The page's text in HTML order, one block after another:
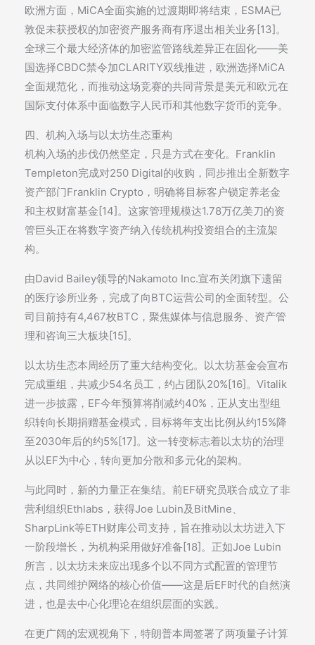
欧洲方面，MiCA全面实施的过渡期即将结束，ESMA已
敦促未获授权的加密资产服务商有序退出相关业务[13]。
全球三个最大经济体的加密监管路线差异正在固化——美
国选择CBDC禁令加CLARITY双线推进，欧洲选择MiCA
全面规范化，而推动这场竞赛的共同背景是美元和欧元在
国际支付体系中面临数字人民币和其他数字货币的竞争。
四、机构入场与以太坊生态重构
机构入场的步伐仍然坚定，只是方式在变化。Franklin
Templeton完成对250 Digital的收购，同步推出全新数字
资产部门Franklin Crypto，明确将目标客户锁定养老金
和主权财富基金[14]。这家管理规模达1.78万亿美刀的资
管巨头正在将数字资产纳入传统机构投资组合的主流架
构。
由David Bailey领导的Nakamoto Inc.宣布关闭旗下遗留
的医疗诊所业务，完成了向BTC运营公司的全面转型。公
司目前持有4,467枚BTC，聚焦媒体与信息服务、资产管
理和咨询三大板块[15]。
以太坊生态本周经历了重大结构变化。以太坊基金会宣布
完成重组，共减少54名员工，约占团队20%[16]。Vitalik
进一步披露，EF今年预算将削减约40%，正从支出型组
织转向长期捐赠基金模式，目标将年支出比例从约15%降
至2030年后的约5%[17]。这一转变标志着以太坊的治理
从以EF为中心，转向更加分散和多元化的架构。
与此同时，新的力量正在集结。前EF研究员联合成立了非
营利组织Ethlabs，获得Joe Lubin及BitMine、
SharpLink等ETH财库公司支持，旨在推动以太坊进入下
一阶段增长，为机构采用做好准备[18]。正如Joe Lubin
所言，以太坊未来应出现多个以不同方式配置的管理节
点，共同维护网络的核心价值——这是后EF时代的自然演
进，也是去中心化理论在组织层面的实践。
在更广阔的宏观视角下，特朗普本周签署了两项量子计算